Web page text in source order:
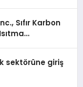
Sıfır Karbon
sektörüne giriş